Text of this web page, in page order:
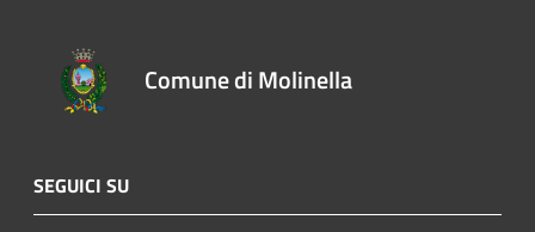
Comune di Molinella
SEGUICI SU